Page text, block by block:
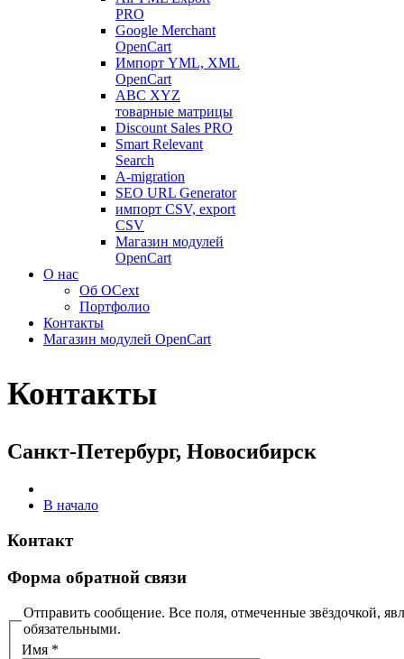
PRO
Google Merchant
OpenCart
Импорт YML, XML
OpenCart
ABC XYZ
товарные матрицы
Discount Sales PRO
Smart Relevant
Search
A-migration
SEO URL Generator
импорт CSV, export
CSV
Магазин модулей
OpenCart
О нас
Об OCext
Портфолио
Контакты
Магазин модулей OpenCart
Контакты
Санкт-Петербург, Новосибирск
В начало
Контакт
Форма обратной связи
Отправить сообщение. Все поля, отмеченные звёздочкой,
обязательными.
Имя *